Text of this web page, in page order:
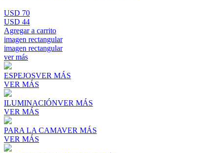
USD 70
USD 44
Agregar a carrito
imagen rectangular
imagen rectangular
ver más
ESPEJOSVER MÁS
VER MÁS
ILUMINACIÓNVER MÁS
VER MÁS
PARA LA CAMAVER MÁS
VER MÁS